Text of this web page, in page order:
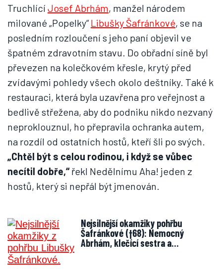
Truchlící Josef Abrhám, manžel národem
milované „Popelky“Libušky Šafránkové, se na
posledním rozloučení s jeho paní objevil ve
špatném zdravotním stavu. Do obřadní síně byl
převezen na kolečkovém křesle, krytý před
zvídavými pohledy všech okolo deštníky. Také k
restauraci, která byla uzavřena pro veřejnost a
bedlivě střežena, aby do podniku nikdo nezvaný
neproklouznul, ho přepravila ochranka autem,
na rozdíl od ostatních hostů, kteří šli po svých.
„Chtěl být s celou rodinou, i když se vůbec
necítil dobře,“řekl Nedělnímu Aha! jeden z
hostů, který si nepřál být jmenován.
Nejsilnější okamžiky pohřbu
Šafránkové (†68): Nemocný
Abrhám, klečící sestra a…